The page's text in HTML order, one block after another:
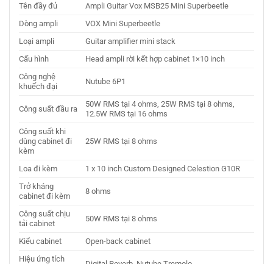
Tên đầy đủ
Ampli Guitar Vox MSB25 Mini Superbeetle
Dòng ampli
VOX Mini Superbeetle
Loại ampli
Guitar amplifier mini stack
Cấu hình
Head ampli rời kết hợp cabinet 1×10 inch
Công nghệ
khuếch đại
Nutube 6P1
Công suất đầu ra
50W RMS tại 4 ohms, 25W RMS tại 8 ohms,
12.5W RMS tại 16 ohms
Công suất khi
dùng cabinet đi
kèm
25W RMS tại 8 ohms
Loa đi kèm
1 x 10 inch Custom Designed Celestion G10R
Trở kháng
cabinet đi kèm
8 ohms
Công suất chịu
tải cabinet
50W RMS tại 8 ohms
Kiểu cabinet
Open-back cabinet
Hiệu ứng tích